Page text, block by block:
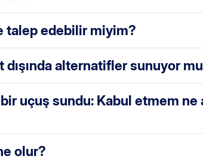
talep edebilir miyim?
alternatifler sunuyor
uçuş sundu: Kabul etmem ne
olur?